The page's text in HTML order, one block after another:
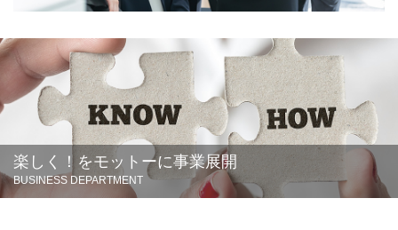
楽しく！をモットーに事業展開
BUSINESS DEPARTMENT